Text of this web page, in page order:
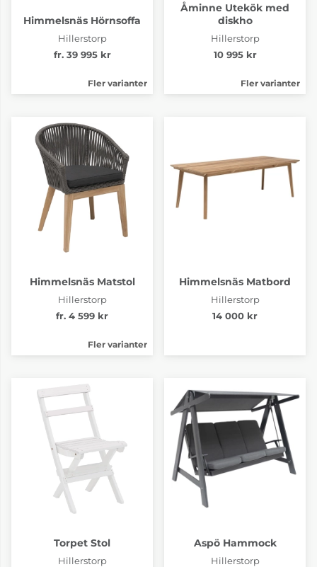
Himmelsnäs Hörnsoffa
Hillerstorp
fr. 39 995 kr
Fler varianter
Åminne Utekök med
diskho
Hillerstorp
10 995 kr
Fler varianter
Himmelsnäs Matstol
Hillerstorp
fr. 4 599 kr
Fler varianter
Himmelsnäs Matbord
Hillerstorp
14 000 kr
Torpet Stol
Hillerstorp
Aspö Hammock
Hillerstorp